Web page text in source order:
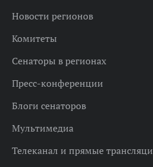
Новости регионов
Комитеты
Сенаторы в регионах
Пресс-конференции
Блоги сенаторов
Мультимедиа
Телеканал и прямые